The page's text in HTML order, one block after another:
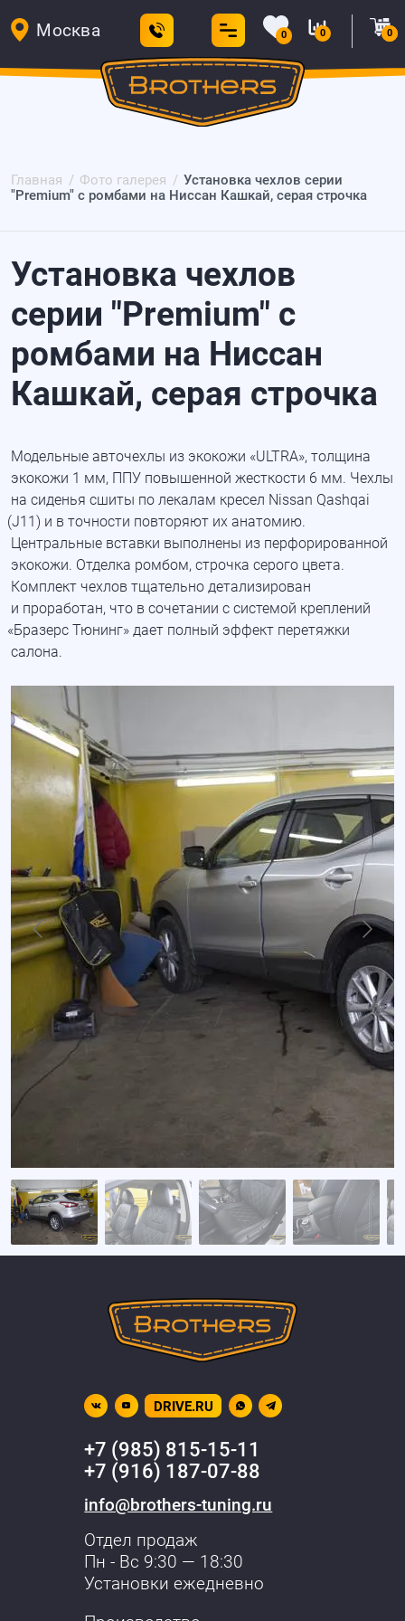
Москва 0 0 0
Главная Фото галерея
Установка чехлов серии
"Premium" с ромбами на Ниссан Кашкай, серая строчка
Установка чехлов
серии "Premium" с
ромбами на Ниссан
Кашкай, серая строчка
Модельные авточехлы из экокожи «ULTRA», толщина
экокожи 1 мм, ППУ повышенной жесткости 6 мм. Чехлы
на сиденья сшиты по лекалам кресел Nissan Qashqai
(J11) и в точности повторяют их анатомию.
Центральные вставки выполнены из перфорированной
экокожи. Отделка ромбом, строчка серого цвета.
Комплект чехлов тщательно детализирован
и проработан, что в сочетании с системой креплений
«БразерсТюнинг» дает полный эффект перетяжки
салона.
DRIVE.RU
+7 (985) 815-15-11
+7 (916) 187-07-88
info@brothers-tuning.ru
Отдел продаж
Пн - Вс 9:30 — 18:30
Установки ежедневно